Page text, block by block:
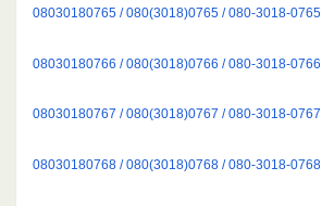
08030180765 / 080(3018)0765 / 080-3018-0765
08030180766 / 080(3018)0766 / 080-3018-0766
08030180767 / 080(3018)0767 / 080-3018-0767
08030180768 / 080(3018)0768 / 080-3018-0768